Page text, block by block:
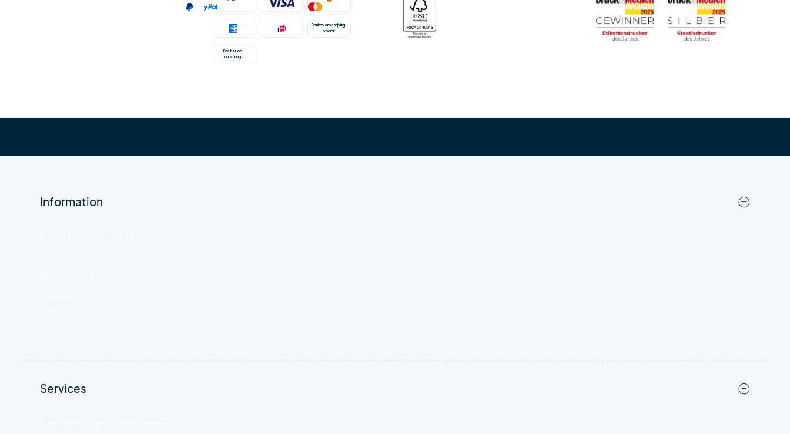
Bankoverschrijving
vooraf
Factuur op
aanvraag
Information
Services